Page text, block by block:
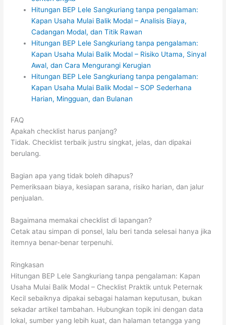
Hitungan BEP Lele Sangkuriang tanpa pengalaman:
Kapan Usaha Mulai Balik Modal – Analisis Biaya,
Cadangan Modal, dan Titik Rawan
Hitungan BEP Lele Sangkuriang tanpa pengalaman:
Kapan Usaha Mulai Balik Modal – Risiko Utama, Sinyal
Awal, dan Cara Mengurangi Kerugian
Hitungan BEP Lele Sangkuriang tanpa pengalaman:
Kapan Usaha Mulai Balik Modal – SOP Sederhana
Harian, Mingguan, dan Bulanan
FAQ
Apakah checklist harus panjang?
Tidak. Checklist terbaik justru singkat, jelas, dan dipakai
berulang.
Bagian apa yang tidak boleh dihapus?
Pemeriksaan biaya, kesiapan sarana, risiko harian, dan jalur
penjualan.
Bagaimana memakai checklist di lapangan?
Cetak atau simpan di ponsel, lalu beri tanda selesai hanya jika
itemnya benar-benar terpenuhi.
Ringkasan
Hitungan BEP Lele Sangkuriang tanpa pengalaman: Kapan
Usaha Mulai Balik Modal – Checklist Praktik untuk Peternak
Kecil sebaiknya dipakai sebagai halaman keputusan, bukan
sekadar artikel tambahan. Hubungkan topik ini dengan data
lokal, sumber yang lebih kuat, dan halaman tetangga yang